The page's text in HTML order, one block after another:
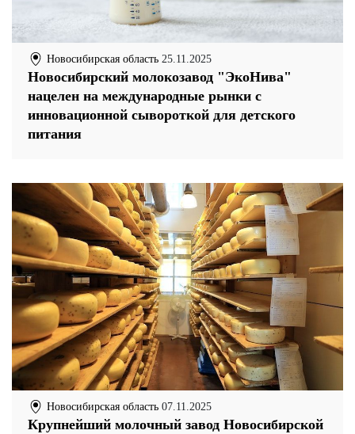
Новосибирская область 25.11.2025
Новосибирский молокозавод "ЭкоНива"
нацелен на международные рынки с
инновационной сывороткой для детского
питания
Новосибирская область 07.11.2025
Крупнейший молочный завод Новосибирской